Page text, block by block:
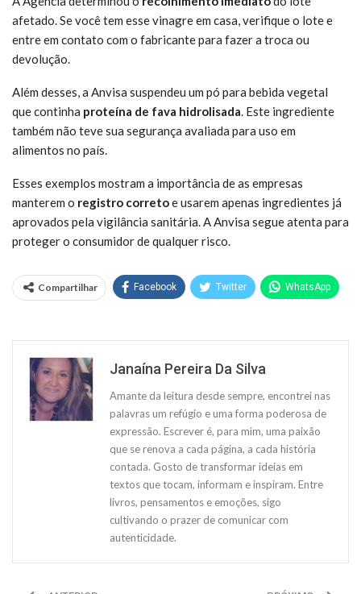
afetado. Se você tem esse vinagre em casa, verifique o lote e
entre em contato com o fabricante para fazer a troca ou
devolução.
Além desses, a Anvisa suspendeu um pó para bebida vegetal
que continha proteína de fava hidrolisada. Este ingrediente
também não teve sua segurança avaliada para uso em
alimentos no país.
Esses exemplos mostram a importância de as empresas
manterem o registro corretoe usarem apenas ingredientes já
aprovados pela vigilância sanitária. A Anvisa segue atenta para
proteger o consumidor de qualquer risco.
Compartilhar Facebook Twitter WhatsApp
Janaína Pereira Da Silva
Amante da leitura desde sempre, encontrei nas
palavras um refúgio e uma forma poderosa de
expressão. Escrever é, para mim, uma paixão
que se renova a cada página, a cada história
contada. Gosto de transformar ideias em
textos que tocam, informam e inspiram. Entre
livros, pensamentos e emoções, sigo
cultivando o prazer de comunicar com
autenticidade.